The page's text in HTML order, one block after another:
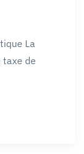
La
taxe de